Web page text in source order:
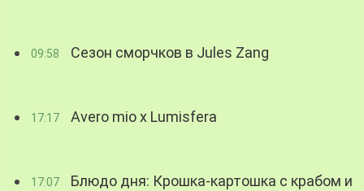
09:58 Сезон сморчков в Jules Zang
17:17 Avero mio x Lumisfera
17:07
Блюдо дня: Крошка-картошка с крабом и